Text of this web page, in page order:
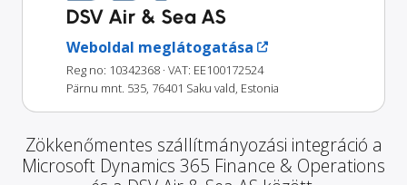
DSV Air & Sea AS
Weboldal meglátogatása
Reg no: 10342368 · VAT: EE100172524
Pärnu mnt. 535, 76401 Saku vald, Estonia
Zökkenőmentes szállítmányozási integráció a
Microsoft Dynamics 365 Finance & Operations